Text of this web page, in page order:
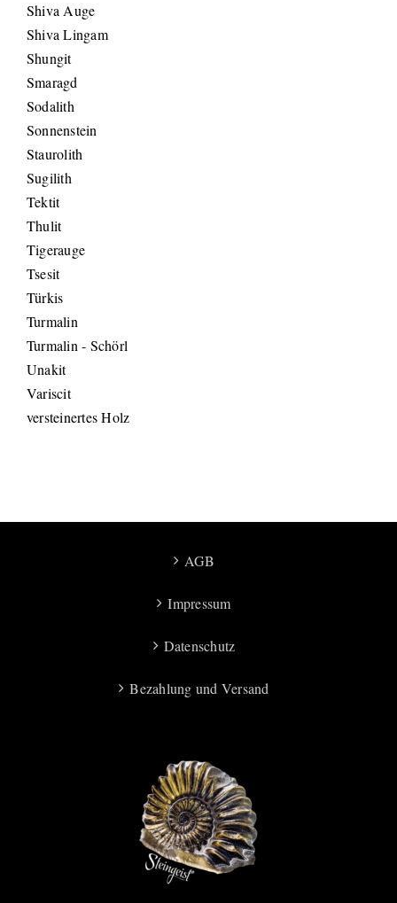
Shiva Auge
Shiva Lingam
Shungit
Smaragd
Sodalith
Sonnenstein
Staurolith
Sugilith
Tektit
Thulit
Tigerauge
Tsesit
Türkis
Turmalin
Turmalin - Schörl
Unakit
Variscit
versteinertes Holz
AGB
Impressum
Datenschutz
Bezahlung und Versand